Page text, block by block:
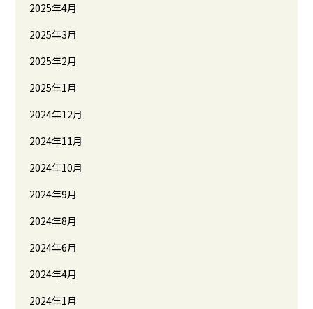
2025年4月
2025年3月
2025年2月
2025年1月
2024年12月
2024年11月
2024年10月
2024年9月
2024年8月
2024年6月
2024年4月
2024年1月